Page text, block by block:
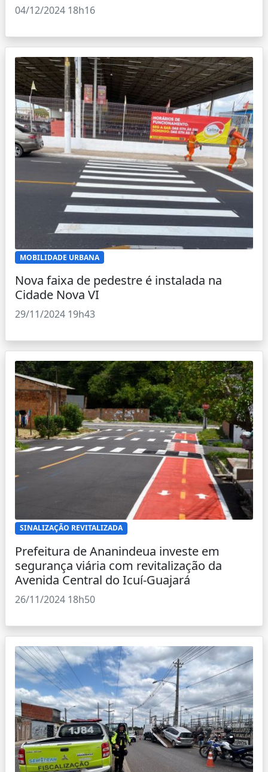
04/12/2024 18h16
MOBILIDADE URBANA
Nova faixa de pedestre é instalada na
Cidade Nova VI
29/11/2024 19h43
SINALIZAÇÃO REVITALIZADA
Prefeitura de Ananindeua investe em
segurança viária com revitalização da
Avenida Central do Icuí-Guajará
26/11/2024 18h50